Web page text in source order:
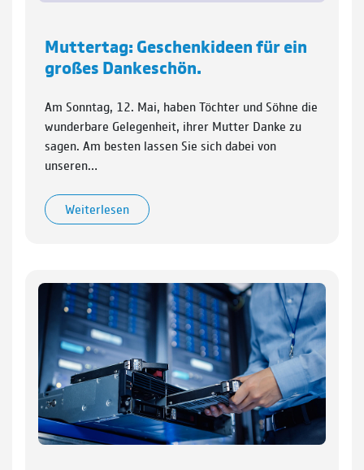
Muttertag: Geschenkideen für ein
großes Dankeschön.
Am Sonntag, 12. Mai, haben Töchter und Söhne die
wunderbare Gelegenheit, ihrer Mutter Danke zu
sagen. Am besten lassen Sie sich dabei von
unseren…
Weiterlesen